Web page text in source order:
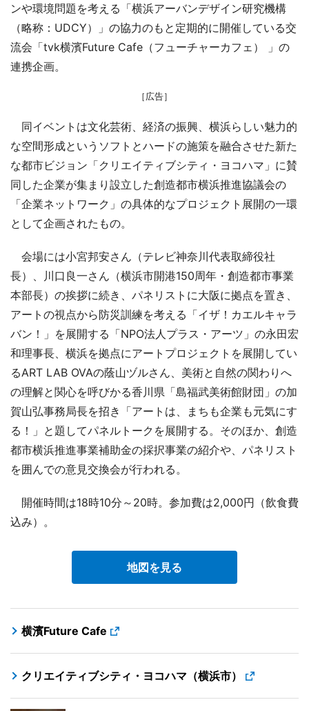
ンや環境問題を考える「横浜アーバンデザイン研究機構
（略称：UDCY）」の協力のもと定期的に開催している交
流会「tvk横濱Future Cafe（フューチャーカフェ） 」の
連携企画。
［広告］
同イベントは文化芸術、経済の振興、横浜らしい魅力的
な空間形成というソフトとハードの施策を融合させた新た
な都市ビジョン「クリエイティブシティ・ヨコハマ」に賛
同した企業が集まり設立した創造都市横浜推進協議会の
「企業ネットワーク」の具体的なプロジェクト展開の一環
として企画されたもの。
会場には小宮邦安さん（テレビ神奈川代表取締役社
長）、川口良一さん（横浜市開港150周年・創造都市事業
本部長）の挨拶に続き、パネリストに大阪に拠点を置き、
アートの視点から防災訓練を考える「イザ！カエルキャラ
バン！」を展開する「NPO法人プラス・アーツ」の永田宏
和理事長、横浜を拠点にアートプロジェクトを展開してい
るART LAB OVAの蔭山ヅルさん、美術と自然の関わりへ
の理解と関心を呼びかる香川県「島福武美術館財団」の加
賀山弘事務局長を招き「アートは、まちも企業も元気にす
る！」と題してパネルトークを展開する。そのほか、創造
都市横浜推進事業補助金の採択事業の紹介や、パネリスト
を囲んでの意見交換会が行われる。
開催時間は18時10分～20時。参加費は2,000円（飲食費
込み）。
地図を見る
横濱Future Cafe
クリエイティブシティ・ヨコハマ（横浜市）